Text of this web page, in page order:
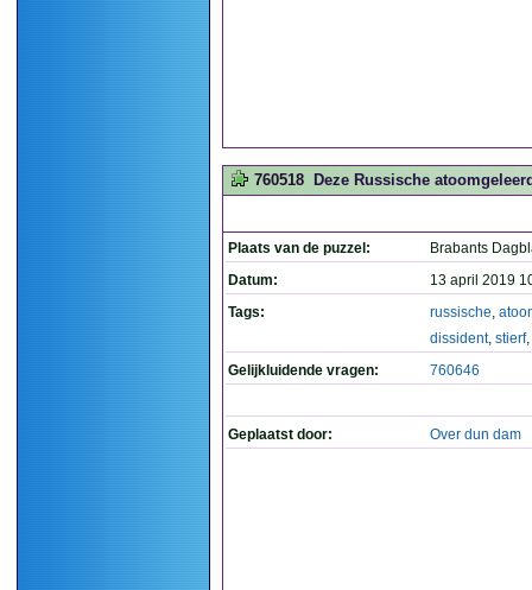
760518 Deze Russische
Plaats van de puzzel:
Brabants
Datum:
13 april 2019
Tags:
russische,
dissident, stierf,
Gelijkluidende vragen:
760646
Geplaatst door: Over dun dam